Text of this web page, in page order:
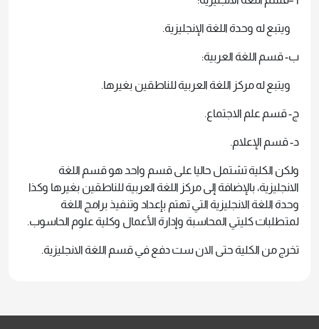
ويتبع له وحدة اللغة الإنجليزية.
ب- قسم اللغة العربية:
ويتبع له مركز اللغة العربية للناطقين بغيرها.
ج- قسم علم الاجتماع.
د- قسم الإعلام.
ولكن الكلية تشتمل حاليا على قسم واحد هو قسم اللغة
الانجليزية، بالإضافة إلى مركز اللغة العربية للناطقين بغيرها وكذا
وحدة اللغة الانجليزية التي تهتم بإعداد وتنفيذ برامج اللغة
لمتطلبات كليتي المحاسبة وإدارة الأعمال وكلية علوم الحاسوب.
تخرج من الكلية حتى الان ست دفع في قسم اللغة الانجليزية.